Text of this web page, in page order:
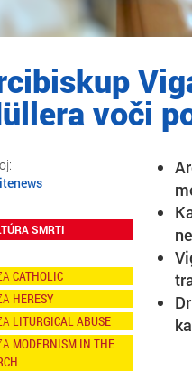
voči
SMRTI
CATHOLIC
HERESY
LITURGICAL ABUSE
MODERNISM IN THE